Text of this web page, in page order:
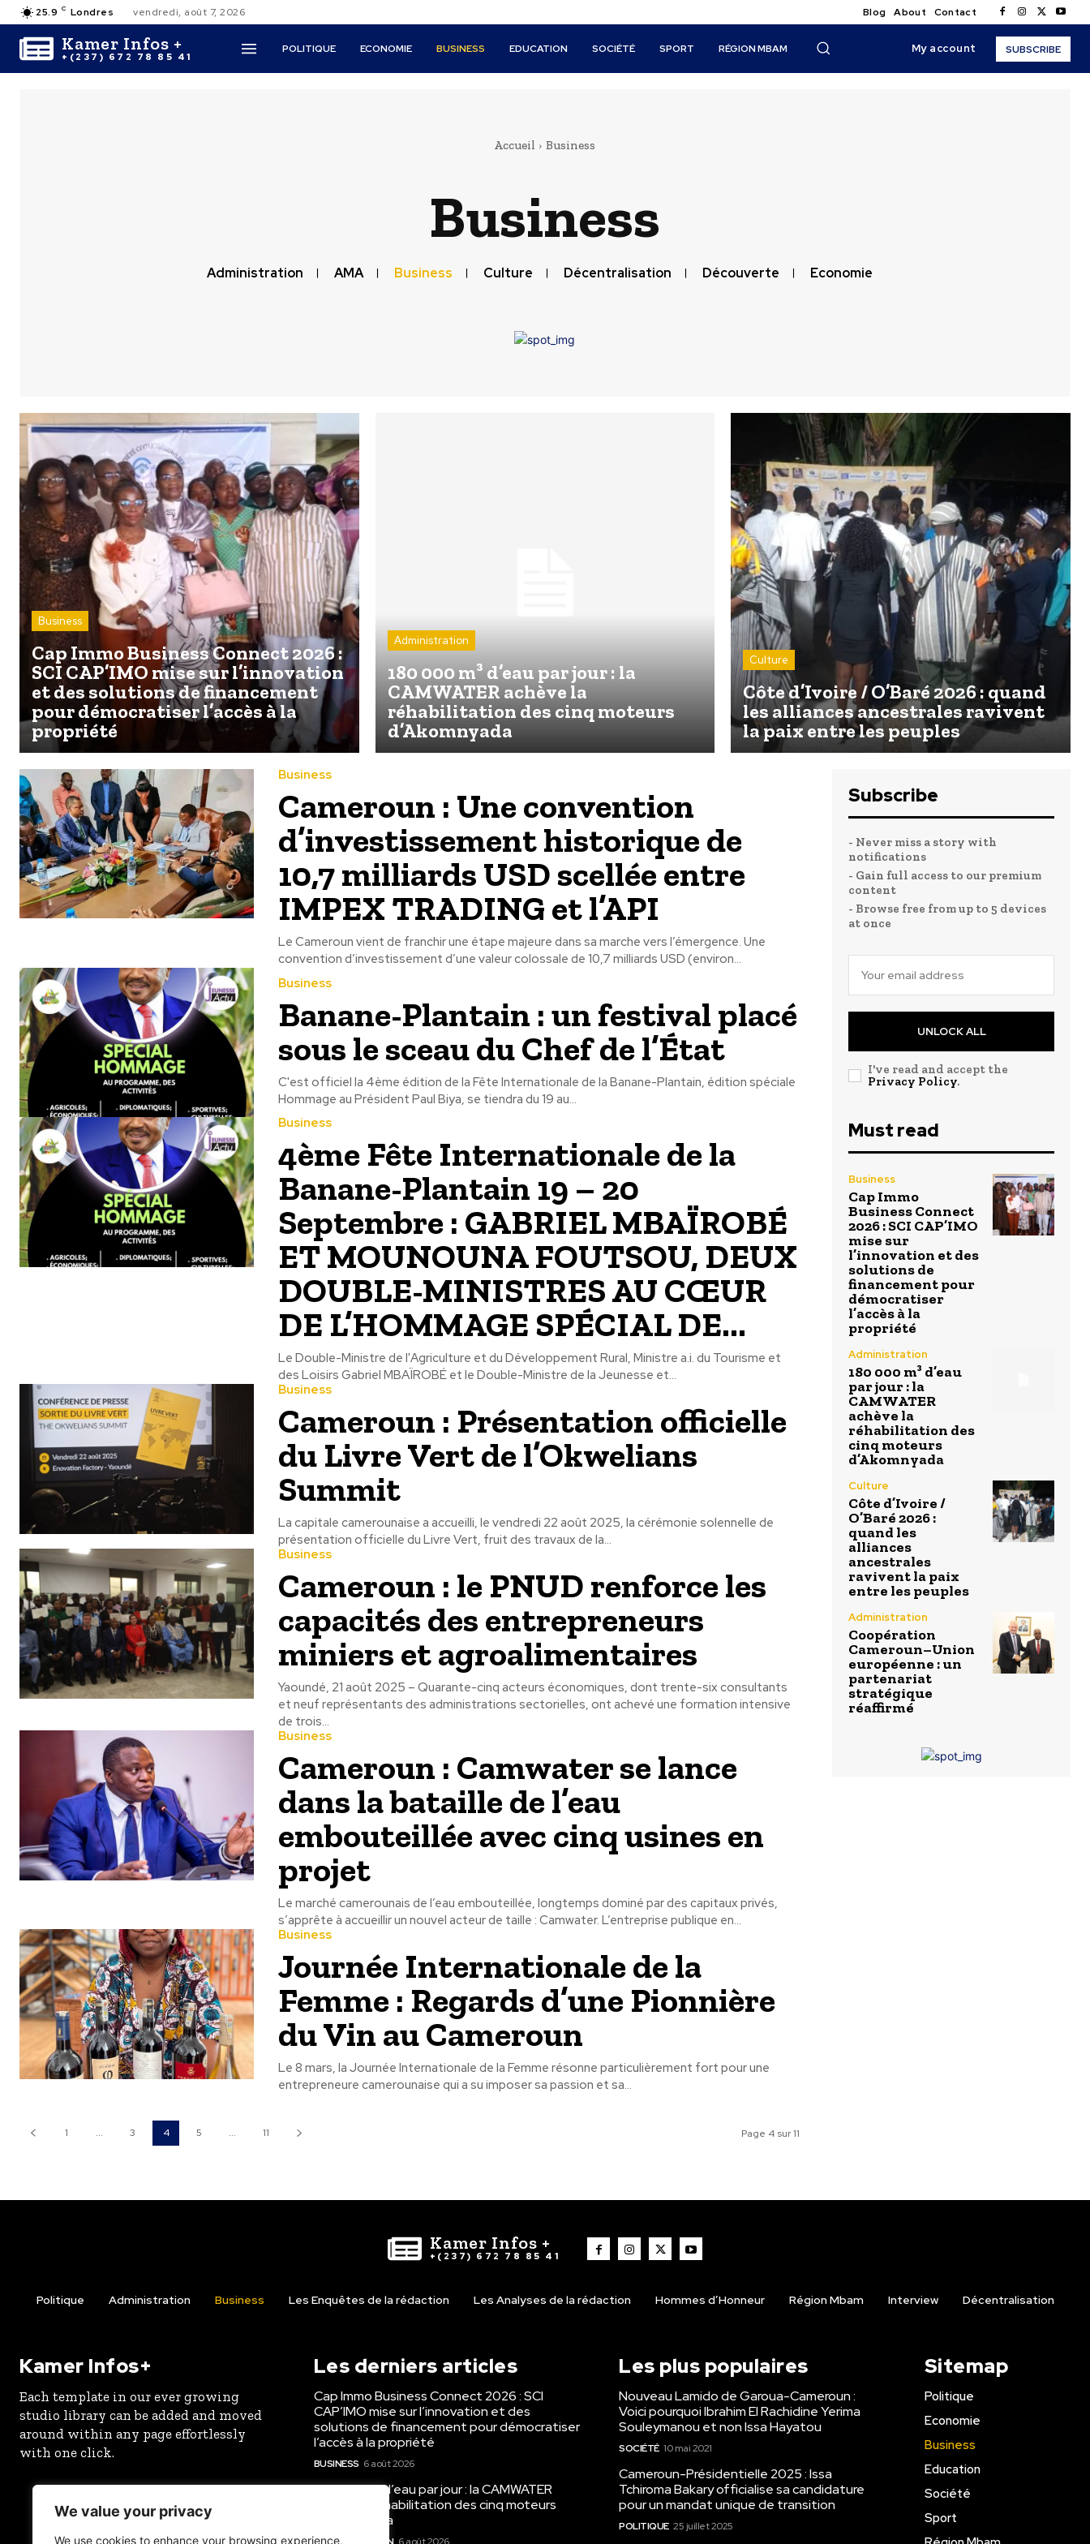
We value your privacy
We use cookies to enhance your browsing experience,
25.9 C Londres vendredi, août 7, 2026 Blog About Contact
Kamer Infos +
+(237) 672 78 85 41
POLITIQUE ECONOMIE BUSINESS EDUCATION SOCIÉTÉ SPORT RÉGION MBAM My account SUBSCRIBE
Accueil Business
Business
Administration AMA Business Culture Décentralisation Découverte Economie
Business
Cap Immo Business Connect 2026 :
SCI CAP’IMO mise sur l’innovation
et des solutions de financement
pour démocratiser l’accès à la
propriété
Administration
180 000 m³ d’eau par jour : la
CAMWATER achève la
réhabilitation des cinq moteurs
d’Akomnyada
Culture
Côte d’Ivoire / O’Baré 2026 : quand
les alliances ancestrales ravivent
la paix entre les peuples
Business
Cameroun : Une convention
d’investissement historique de
10,7 milliards USD scellée entre
IMPEX TRADING et l’API
Le Cameroun vient de franchir une étape majeure dans sa marche vers l’émergence. Une
convention d’investissement d’une valeur colossale de 10,7 milliards USD (environ...
Business
Banane-Plantain : un festival placé
sous le sceau du Chef de l’État
C'est officiel la 4ème édition de la Fête Internationale de la Banane-Plantain, édition spéciale
Hommage au Président Paul Biya, se tiendra du 19 au...
Business
4ème Fête Internationale de la
Banane-Plantain 19 – 20
Septembre : GABRIEL MBAÏROBÉ
ET MOUNOUNA FOUTSOU, DEUX
DOUBLE-MINISTRES AU CŒUR
DE L’HOMMAGE SPÉCIAL DE...
Le Double-Ministre de l'Agriculture et du Développement Rural, Ministre a.i. du Tourisme et
des Loisirs Gabriel MBAÏROBÉ et le Double-Ministre de la Jeunesse et...
Business
Cameroun : Présentation officielle
du Livre Vert de l’Okwelians
Summit
La capitale camerounaise a accueilli, le vendredi 22 août 2025, la cérémonie solennelle de
présentation officielle du Livre Vert, fruit des travaux de la...
Business
Cameroun : le PNUD renforce les
capacités des entrepreneurs
miniers et agroalimentaires
Yaoundé, 21 août 2025 – Quarante-cinq acteurs économiques, dont trente-six consultants
et neuf représentants des administrations sectorielles, ont achevé une formation intensive
de trois...
Business
Cameroun : Camwater se lance
dans la bataille de l’eau
embouteillée avec cinq usines en
projet
Le marché camerounais de l’eau embouteillée, longtemps dominé par des capitaux privés,
s’apprête à accueillir un nouvel acteur de taille : Camwater. L’entreprise publique en...
Business
Journée Internationale de la
Femme : Regards d’une Pionnière
du Vin au Cameroun
Le 8 mars, la Journée Internationale de la Femme résonne particulièrement fort pour une
entrepreneure camerounaise qui a su imposer sa passion et sa...
1 ... 3 4 5 ... 11 Page 4 sur 11
Subscribe
- Never miss a story with
notifications
- Gain full access to our premium
content
- Browse free from up to 5 devices
at once
UNLOCK ALL
I've read and accept the
Privacy Policy.
Must read
Business
Cap Immo
Business Connect
2026 : SCI CAP’IMO
mise sur
l’innovation et des
solutions de
financement pour
démocratiser
l’accès à la
propriété
Administration
180 000 m³ d’eau
par jour : la
CAMWATER
achève la
réhabilitation des
cinq moteurs
d’Akomnyada
Culture
Côte d’Ivoire /
O’Baré 2026 :
quand les
alliances
ancestrales
ravivent la paix
entre les peuples
Administration
Coopération
Cameroun–Union
européenne : un
partenariat
stratégique
réaffirmé
Kamer Infos +
+(237) 672 78 85 41
Politique Administration Business Les Enquêtes de la rédaction Les Analyses de la rédaction Hommes d’Honneur Région Mbam Interview Décentralisation
Kamer Infos+
Each template in our ever growing
studio library can be added and moved
around within any page effortlessly
with one click.
Les derniers articles
Cap Immo Business Connect 2026 : SCI
CAP’IMO mise sur l’innovation et des
solutions de financement pour démocratiser
l’accès à la propriété
BUSINESS 6 août 2026
180 000 m³ d’eau par jour : la CAMWATER
achève la réhabilitation des cinq moteurs
d’Akomnyada
Les plus populaires
Nouveau Lamido de Garoua-Cameroun :
Voici pourquoi Ibrahim El Rachidine Yerima
Souleymanou et non Issa Hayatou
SOCIÉTÉ 10 mai 2021
Cameroun-Présidentielle 2025 : Issa
Tchiroma Bakary officialise sa candidature
pour un mandat unique de transition
POLITIQUE 25 juillet 2025
Sitemap
Politique
Economie
Business
Education
Société
Sport